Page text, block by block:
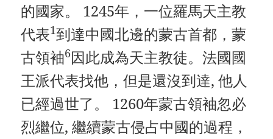
的國家。 1245年，一位羅馬天主教
代表1到達中國北邊的蒙古首都，蒙
古領袖6因此成為天主教徒。法國國
王派代表找他，但是還沒到達, 他人
已經過世了。 1260年蒙古領袖忽必
烈繼位, 繼續蒙古侵占中國的過程，